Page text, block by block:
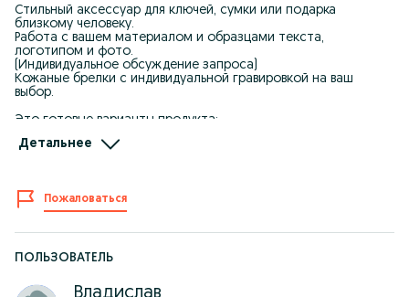
Стильный аксессуар для ключей, сумки или подарка
близкому человеку.
Работа с вашем материалом и образцами текста,
логотипом и фото.
(Индивидуальное обсуждение запроса)
Кожаные брелки с индивидуальной гравировкой на ваш
выбор.
Это готовые варианты продукта:
Казахстана и Мировые Футбольные Клубы
Доступны команды:
* Кайрат (Алматы) Заказать можно через Kaspi Магазин —
переходите по фото на обложке.
* Астана Заказать можно через Kaspi Магазин — переходите
Детальнее
Пожаловаться
ПОЛЬЗОВАТЕЛЬ
Владислав